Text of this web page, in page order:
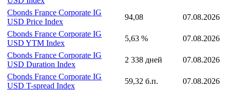
Cbonds France Corporate IG
USD Price Index
94,08
07.08.2026
Cbonds France Corporate IG
USD YTM Index
5,63 %
07.08.2026
Cbonds France Corporate IG
USD Duration Index
2 338 дней
07.08.2026
Cbonds France Corporate IG
USD T-spread Index
59,32 б.п. 07.08.2026